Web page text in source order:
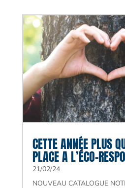
CETTE ANNÉE PLUS
PLACE A L’ÉCO-
21/02/24
NOUVEAU CATALOGUE